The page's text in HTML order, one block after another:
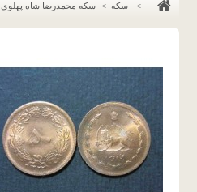
> سکه > سکه محمدرضا شاه پهلوی